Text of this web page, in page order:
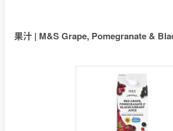
果汁 | M&S Grape, Pomegranate &